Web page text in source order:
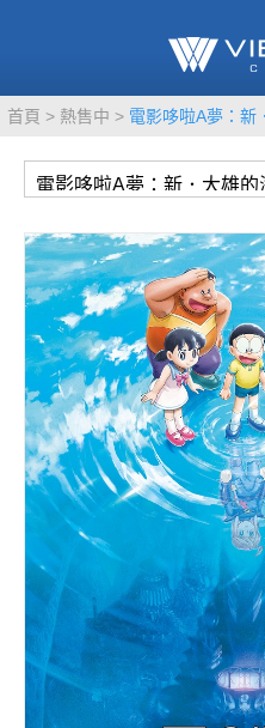
首頁 熱售中 電影哆啦A夢：新
TITAN SCREEN
MUCROWN
IMAX
4DX
VR 演唱會
GOLD CLASS
AD口述影像
LIVE演唱會
影城公告
影城活動
中獎名單
合作夥伴